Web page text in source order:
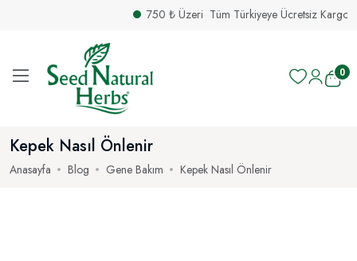
750 ₺ Üzeri Tüm Türkiyeye Ücretsiz Kargo
0
Kepek Nasıl Önlenir
Anasayfa Blog Gene Bakım Kepek Nasıl Önlenir